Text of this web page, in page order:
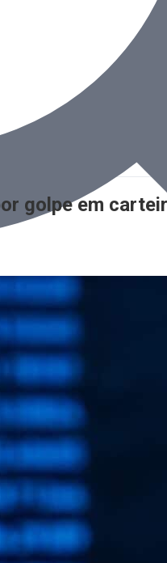
golpe em